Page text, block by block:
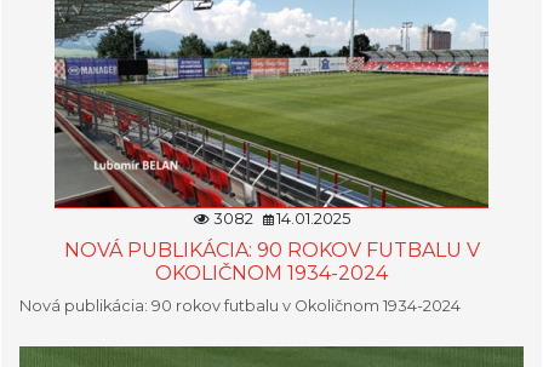
3082 14.01.2025
NOVÁ PUBLIKÁCIA: 90 ROKOV FUTBALU V
OKOLIČNOM 1934-2024
Nová publikácia: 90 rokov futbalu v Okoličnom 1934-2024